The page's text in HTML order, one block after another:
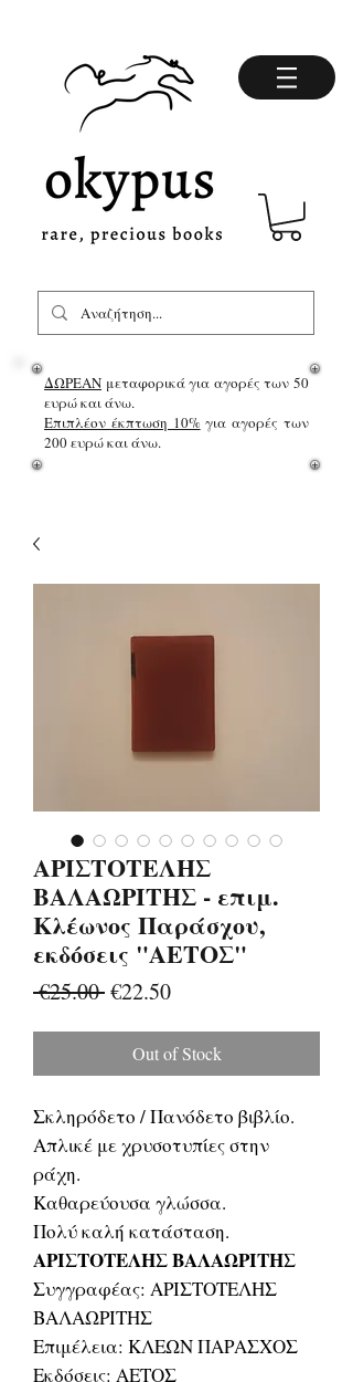
ΔΩΡΕΑΝ μεταφορικά για αγορές των 50
ευρώ και άνω.
Επιπλέον έκπτωση 10%για αγορές των
200 ευρώ και άνω.
ΑΡΙΣΤΟΤΕΛΗΣ
ΒΑΛΑΩΡΙΤΗΣ - επιμ.
Κλέωνος Παράσχου,
εκδόσεις "ΑΕΤΟΣ"
€25.00 Regular
€22.50Sale
Out of Stock
Σκληρόδετο / Πανόδετο βιβλίο.
Απλικέ με χρυσοτυπίες στην
ράχη.
Καθαρεύουσα γλώσσα.
Πολύ καλή κατάσταση.
ΑΡΙΣΤΟΤΕΛΗΣ ΒΑΛΑΩΡΙΤΗΣ
Συγγραφέας: ΑΡΙΣΤΟΤΕΛΗΣ
ΒΑΛΑΩΡΙΤΗΣ
Επιμέλεια: ΚΛΕΩΝ ΠΑΡΑΣΧΟΣ
Εκδόσεις: ΑΕΤΟΣ